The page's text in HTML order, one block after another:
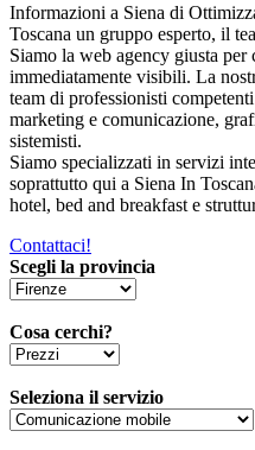
Informazioni a Siena di
Toscana un gruppo esperto, il
Siamo la web agency giusta
immediatamente visibili. La
team di professionisti
marketing e comunicazione,
sistemisti.
Siamo specializzati in servizi
soprattutto qui a Siena In
hotel, bed and breakfast e
Contattaci!
Scegli la provincia
Cosa cerchi?
Seleziona il servizio